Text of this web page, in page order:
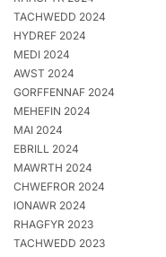
TACHWEDD 2024
HYDREF 2024
MEDI 2024
AWST 2024
GORFFENNAF 2024
MEHEFIN 2024
MAI 2024
EBRILL 2024
MAWRTH 2024
CHWEFROR 2024
IONAWR 2024
RHAGFYR 2023
TACHWEDD 2023